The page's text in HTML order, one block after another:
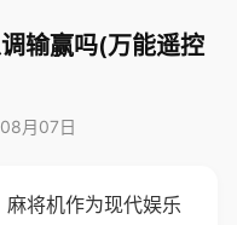
输赢吗(万能遥控
月07日
麻将机作为现代娱乐